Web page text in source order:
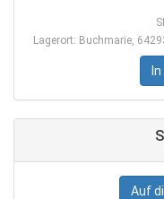
Lagerort: Buchmarie,
Auf